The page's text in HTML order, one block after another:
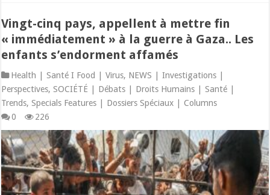
Vingt-cinq pays, appellent à mettre fin
« immédiatement » à la guerre à Gaza.. Les
enfants s’endorment affamés
Health | Santé I Food | Virus, NEWS | Investigations |
Perspectives,SOCIÉTÉ | Débats | Droits Humains | Santé |
Trends,Specials Features | Dossiers Spéciaux | Columns
0
226